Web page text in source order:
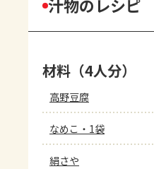
汁物のレシピ
材料（4人分）
高野豆腐
なめこ・1袋
絹さや